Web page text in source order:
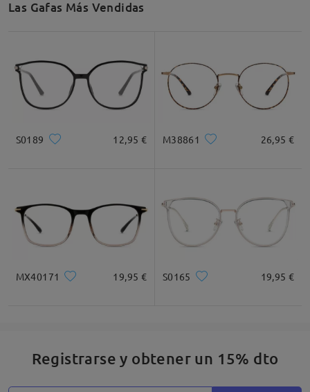
Cuadrada Redondo Corazón Diamante Ovalado
Descripción del Producto
Las Gafas Más Vendidas
S0189 12,95 € M38861 26,95 €
MX40171 19,95 € S0165 19,95 €
Registrarse y obtener un 15% dto